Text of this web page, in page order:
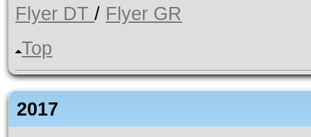
Flyer DT/ Flyer GR
Top
2017